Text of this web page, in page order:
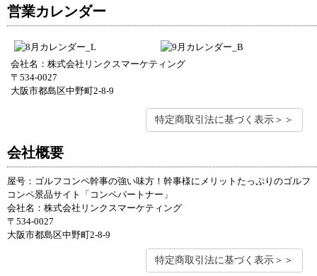
営業カレンダー
会社名：株式会社リンクスマーケティング
〒534-0027
大阪市都島区中野町2-8-9
特定商取引法に基づく表示＞＞
会社概要
屋号：ゴルフコンペ幹事の強い味方！幹事様にメリットたっぷりのゴルフ
コンペ景品サイト「コンペパートナー」
会社名：株式会社リンクスマーケティング
〒534-0027
大阪市都島区中野町2-8-9
特定商取引法に基づく表示＞＞